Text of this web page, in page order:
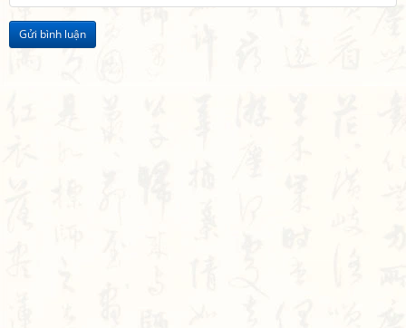
Gửi bình luận